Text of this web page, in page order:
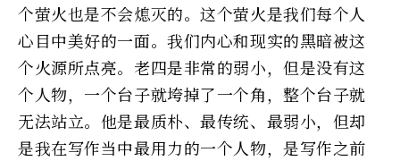
个萤火也是不会熄灭的。这个萤火是我们每个人
心目中美好的一面。我们内心和现实的黑暗被这
个火源所点亮。老四是非常的弱小，但是没有这
个人物，一个台子就垮掉了一个角，整个台子就
无法站立。他是最质朴、最传统、最弱小，但却
是我在写作当中最用力的一个人物，是写作之前